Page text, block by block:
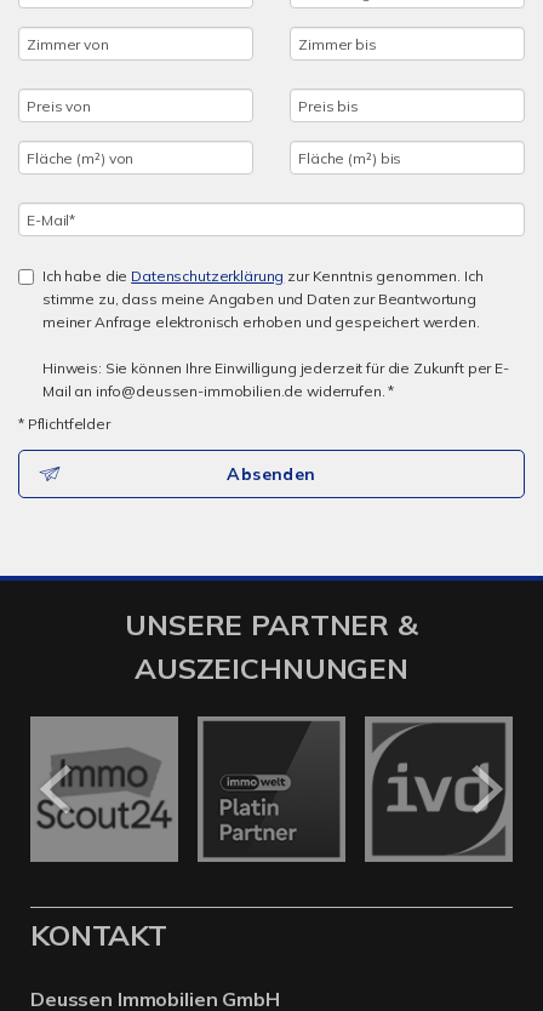
Ich habe die Datenschutzerklärung zur Kenntnis genommen. Ich
stimme zu, dass meine Angaben und Daten zur Beantwortung
meiner Anfrage elektronisch erhoben und gespeichert werden.
Hinweis: Sie können Ihre Einwilligung jederzeit für die Zukunft per E-
Mail an info@deussen-immobilien.de widerrufen. *
* Pflichtfelder
Absenden
UNSERE PARTNER &
AUSZEICHNUNGEN
KONTAKT
Deussen Immobilien GmbH